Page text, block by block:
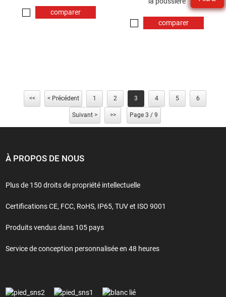
comparer
comparer
<< < Précédent 1 2 3 4 5 6
Suivant > >> Page 3 / 9
À PROPOS DE NOUS
Plus de 150 droits de propriété intellectuelle
Certifications CE, FCC, RoHS, IP65, TUV et ISO 9001
Produits vendus dans 105 pays
Service de conception personnalisée en 48 heures